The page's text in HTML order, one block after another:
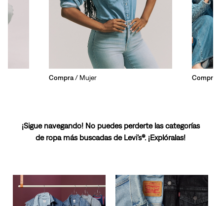
Compra/ Mujer Compra
¡Sigue navegando! No puedes perderte las categorías
de ropa más buscadas de Levi’s®. ¡Explóralas!